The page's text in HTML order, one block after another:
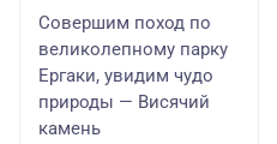
Совершим поход по
великолепному парку
Ергаки, увидим чудо
природы — Висячий
камень